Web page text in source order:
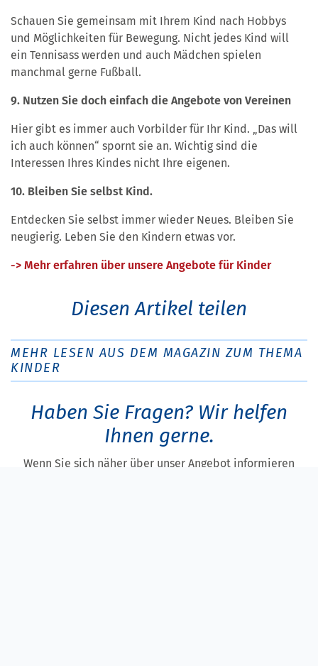
Schauen Sie gemeinsam mit Ihrem Kind nach Hobbys
und Möglichkeiten für Bewegung. Nicht jedes Kind will
ein Tennisass werden und auch Mädchen spielen
manchmal gerne Fußball.
9. Nutzen Sie doch einfach die Angebote von Vereinen
Hier gibt es immer auch Vorbilder für Ihr Kind. „Das will
ich auch können“ spornt sie an. Wichtig sind die
Interessen Ihres Kindes nicht Ihre eigenen.
10. Bleiben Sie selbst Kind.
Entdecken Sie selbst immer wieder Neues. Bleiben Sie
neugierig. Leben Sie den Kindern etwas vor.
-> Mehr erfahren über unsere Angebote für Kinder
Diesen Artikel teilen
MEHR LESEN AUS DEM MAGAZIN ZUM THEMA
KINDER
Haben Sie Fragen? Wir helfen
Ihnen gerne.
Wenn Sie sich näher über unser Angebot informieren